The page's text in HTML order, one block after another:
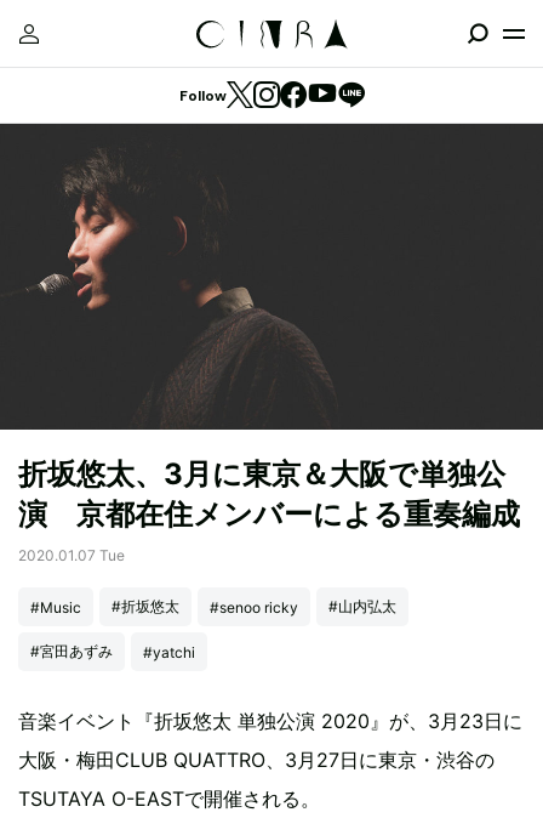
Follow
折坂悠太、3月に東京＆大阪で単独公
演 京都在住メンバーによる重奏編成
2020.01.07 Tue
#Music #折坂悠太 #senoo ricky #山内弘太
#宮田あずみ #yatchi
音楽イベント『折坂悠太 単独公演 2020』が、3月23日に
大阪・梅田CLUB QUATTRO、3月27日に東京・渋谷の
TSUTAYA O-EASTで開催される。